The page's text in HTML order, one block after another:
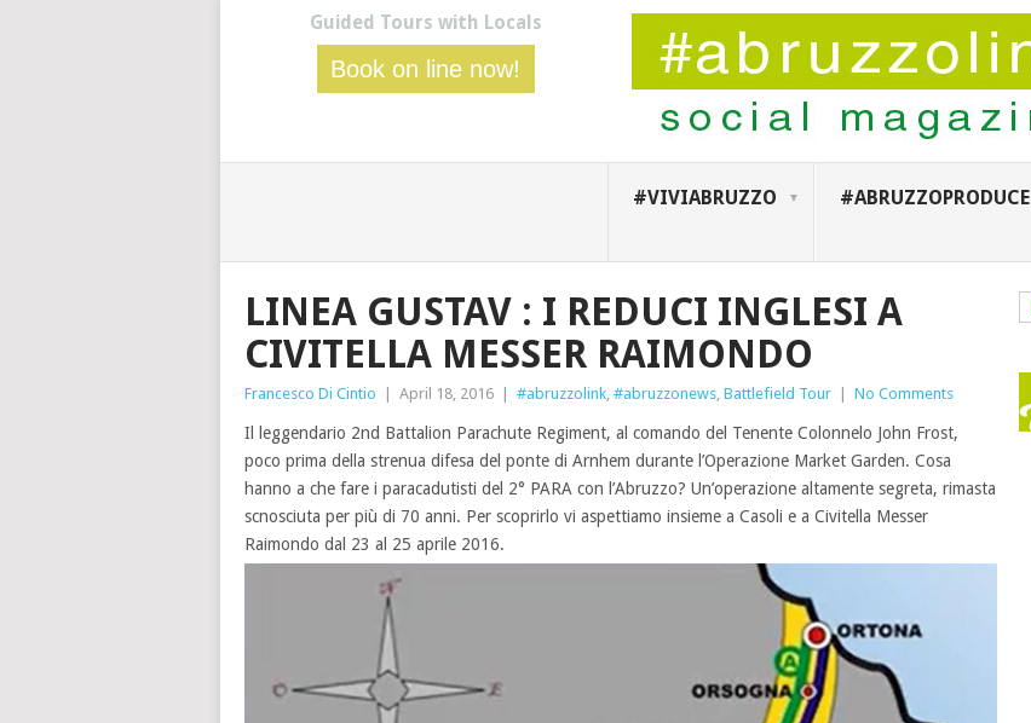
Guided Tours with Locals
Book on line now!
#VIVIABRUZZO #ABRUZZOPRODUCE
LINEA GUSTAV : I REDUCI INGLESI A
CIVITELLA MESSER RAIMONDO
Francesco Di Cintio April 18, 2016 #abruzzolink, #abruzzonews, Battlefield Tour No Comments
Il leggendario 2nd Battalion Parachute Regiment, al comando del Tenente Colonnelo John Frost,
poco prima della strenua difesa del ponte di Arnhem durante l’Operazione Market Garden. Cosa
hanno a che fare i paracadutisti del 2° PARA con l’Abruzzo? Un’operazione altamente segreta, rimasta
scnosciuta per più di 70 anni. Per scoprirlo vi aspettiamo insieme a Casoli e a Civitella Messer
Raimondo dal 23 al 25 aprile 2016.